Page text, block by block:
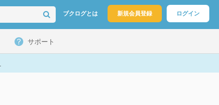
ブクログとは 新規会員登録 ログイン
サポート